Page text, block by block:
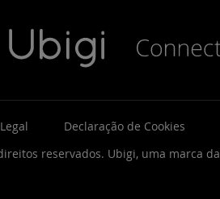
Declaração de Cookies
reservados. Ubigi, uma marca da